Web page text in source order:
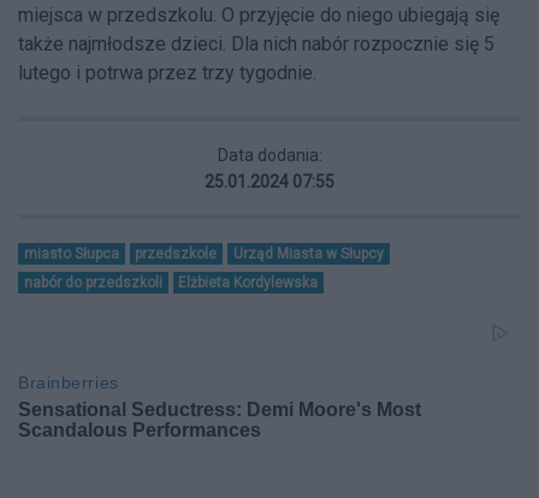
miejsca w przedszkolu. O przyjęcie do niego ubiegają się
także najmłodsze dzieci. Dla nich nabór rozpocznie się 5
lutego i potrwa przez trzy tygodnie.
Data dodania:
25.01.2024 07:55
miasto Słupca przedszkole
Urząd Miasta w Słupcy
nabór do przedszkoli
Elżbieta Kordylewska